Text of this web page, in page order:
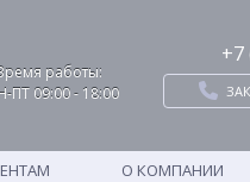
работы:
ПТ 09:00 - 18:00
+7
О КОМПАНИИ